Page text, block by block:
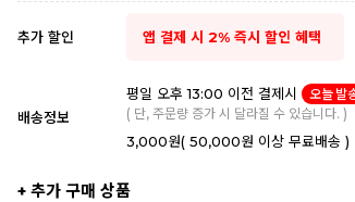
추가 할인 앱 결제 시 2% 즉시 할인 혜택
배송정보
평일 오후 13:00 이전 결제시
오늘 발
( 단, 주문량 증가 시 달라질 수 있습니다. )
3,000원( 50,000원 이상 무료배송 )
+ 추가 구매 상품